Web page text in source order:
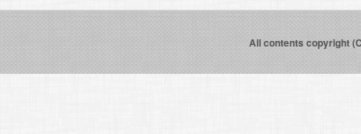
All contents copyright